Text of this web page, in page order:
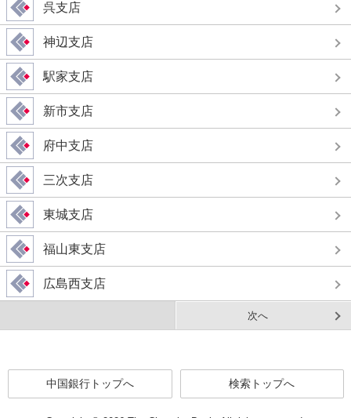
呉支店
神辺支店
駅家支店
新市支店
府中支店
三次支店
東城支店
福山東支店
広島西支店
次へ
中国銀行トップへ 検索トップへ